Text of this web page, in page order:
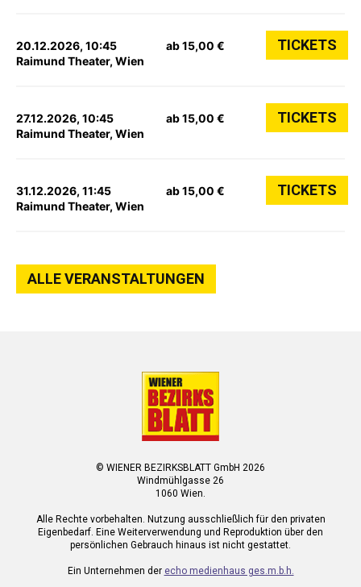
20.12.2026, 10:45
Raimund Theater, Wien
ab 15,00 € TICKETS
27.12.2026, 10:45
Raimund Theater, Wien
ab 15,00 € TICKETS
31.12.2026, 11:45
Raimund Theater, Wien
ab 15,00 € TICKETS
ALLE VERANSTALTUNGEN
© WIENER BEZIRKSBLATT GmbH 2026
Windmühlgasse 26
1060 Wien.
Alle Rechte vorbehalten. Nutzung ausschließlich für den privaten
Eigenbedarf. Eine Weiterverwendung und Reproduktion über den
persönlichen Gebrauch hinaus ist nicht gestattet.
Ein Unternehmen der echo medienhaus ges.m.b.h.